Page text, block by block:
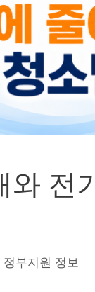
와 전
정부지원 정보